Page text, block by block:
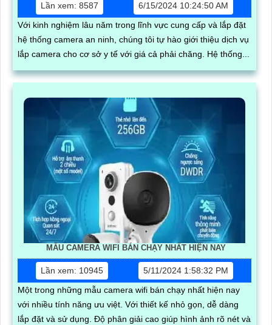
Lần xem: 8587
6/15/2024 10:24:50 AM
Với kinh nghiệm lâu năm trong lĩnh vực cung cấp và lắp đặt
hệ thống camera an ninh, chúng tôi tự hào giới thiệu dịch vụ
lắp camera cho cơ sở y tế với giá cả phải chăng. Hệ thống...
MẪU CAMERA WIFI BÁN CHẠY NHẤT HIỆN NAY
Lần xem: 10945
5/11/2024 1:58:32 PM
Một trong những mẫu camera wifi bán chạy nhất hiện nay
với nhiều tính năng ưu việt. Với thiết kế nhỏ gọn, dễ dàng
lắp đặt và sử dụng. Độ phân giải cao giúp hình ảnh rõ nét và